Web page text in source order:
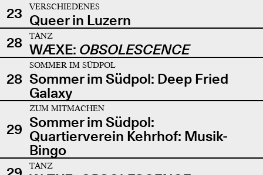
23
VERSCHIEDENES
Queer in Luzern
28
TANZ
WÆXE: OBSOLESCENCE
28
SOMMER IM SÜDPOL
Sommer im Südpol: Deep Fried
Galaxy
29
ZUM MITMACHEN
Sommer im Südpol:
Quartierverein Kehrhof: Musik-
Bingo
TANZ